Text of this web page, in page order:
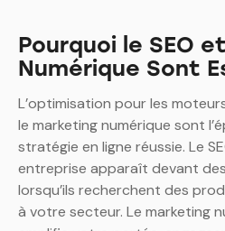
Pourquoi le SEO
Numérique Sont
L’optimisation pour les
le marketing numérique sont
stratégie en ligne réussie. Le
entreprise apparaît devant
lorsqu’ils recherchent des
à votre secteur. Le marketing